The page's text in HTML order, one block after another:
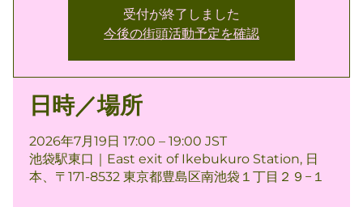
受付が終了しました
今後の街頭活動予定を確認
日時／場所
2026年7月19日 17:00 – 19:00 JST
池袋駅東口｜East exit of Ikebukuro Station, 日
本、〒171-8532 東京都豊島区南池袋１丁目２９−１